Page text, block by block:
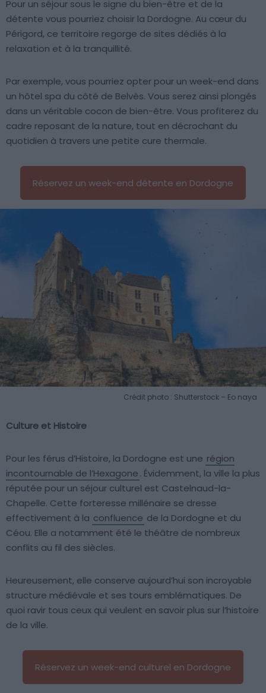
Pour un séjour sous le signe du bien-être et de la
détente vous pourriez choisir la Dordogne. Au cœur du
Périgord, ce territoire regorge de sites dédiés à la
relaxation et à la tranquillité.
Par exemple, vous pourriez opter pour un week-end dans
un hôtel spa du côté de Belvès. Vous serez ainsi plongés
dans un véritable cocon de bien-être. Vous profiterez du
cadre reposant de la nature, tout en décrochant du
quotidien à travers une petite cure thermale.
Réservez un week-end détente en Dordogne
Crédit photo : Shutterstock – Eo naya
Culture et Histoire
Pour les férus d’Histoire, la Dordogne est une région
incontournable de l’Hexagone. Évidemment, la ville la plus
réputée pour un séjour culturel est Castelnaud-la-
Chapelle. Cette forteresse millénaire se dresse
effectivement à la confluence de la Dordogne et du
Céou. Elle a notamment été le théâtre de nombreux
conflits au fil des siècles.
Heureusement, elle conserve aujourd’hui son incroyable
structure médiévale et ses tours emblématiques. De
quoi ravir tous ceux qui veulent en savoir plus sur l’histoire
de la ville.
Réservez un week-end culturel en Dordogne